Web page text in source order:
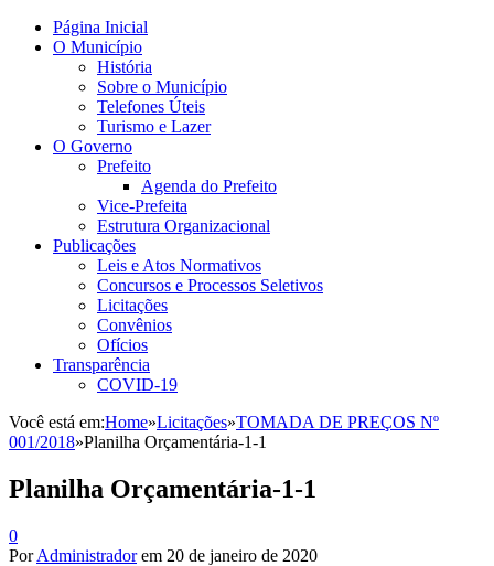
Página Inicial
O Município
História
Sobre o Município
Telefones Úteis
Turismo e Lazer
O Governo
Prefeito
Agenda do Prefeito
Vice-Prefeita
Estrutura Organizacional
Publicações
Leis e Atos Normativos
Concursos e Processos Seletivos
Licitações
Convênios
Ofícios
Transparência
COVID-19
Você está em:Home»Licitações»TOMADA DE PREÇOS Nº
001/2018»Planilha Orçamentária-1-1
Planilha Orçamentária-1-1
0
PorAdministrador em 20 de janeiro de 2020